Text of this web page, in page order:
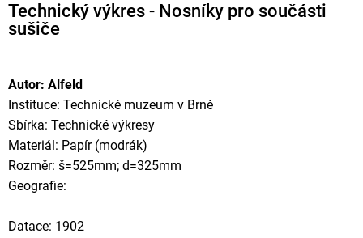
Technický výkres - Nosníky pro součásti
sušiče
Autor: Alfeld
Instituce: Technické muzeum v Brně
Sbírka: Technické výkresy
Materiál: Papír (modrák)
Rozměr: š=525mm; d=325mm
Geografie:
Datace: 1902